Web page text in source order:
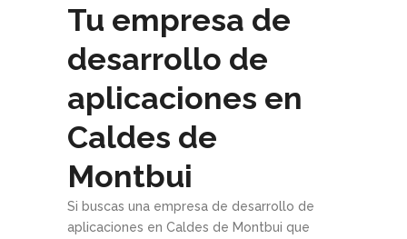
Tu empresa de
desarrollo de
aplicaciones en
Caldes de
Montbui
Si buscas una empresa de desarrollo de
aplicaciones en Caldes de Montbui que